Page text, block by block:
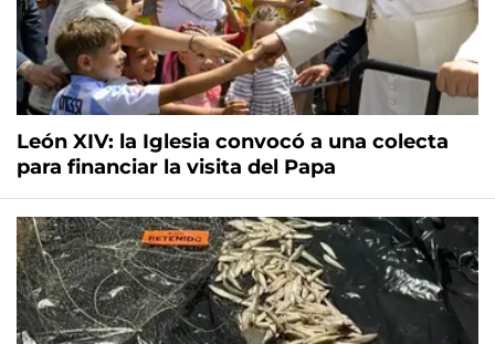
León XIV: la Iglesia convocó a una colecta
para financiar la visita del Papa